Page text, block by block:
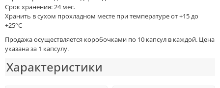
Срок хранения: 24 мес.
Хранить в сухом прохладном месте при температуре от +15 до
+25°С
Продажа осуществляется коробочками по 10 капсул в каждой. Цена
указана за 1 капсулу.
Характеристики